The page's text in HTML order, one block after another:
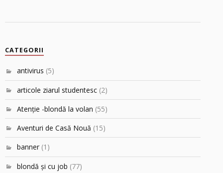
CATEGORII
antivirus (5)
articole ziarul studentesc (2)
Atenţie -blondă la volan (55)
Aventuri de Casă Nouă (15)
banner (1)
blondă şi cu job (77)